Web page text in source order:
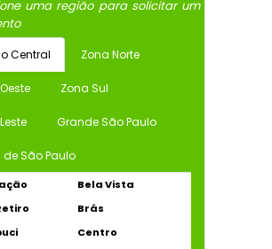
uma região para solicitar um
Central Zona Norte
Zona Sul
Grande São Paulo
de São Paulo
Bela Vista
Brás
Centro